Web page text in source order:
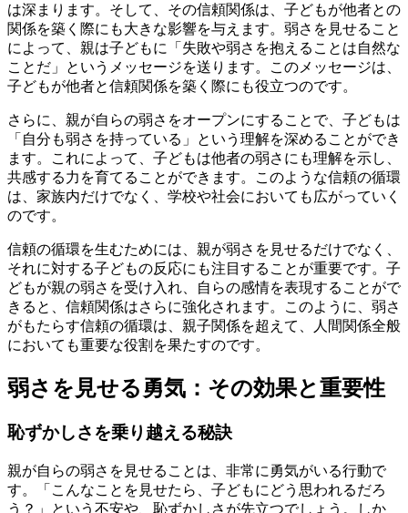
は深まります。そして、その信頼関係は、子どもが他者との
関係を築く際にも大きな影響を与えます。弱さを見せること
によって、親は子どもに「失敗や弱さを抱えることは自然な
ことだ」というメッセージを送ります。このメッセージは、
子どもが他者と信頼関係を築く際にも役立つのです。
さらに、親が自らの弱さをオープンにすることで、子どもは
「自分も弱さを持っている」という理解を深めることができ
ます。これによって、子どもは他者の弱さにも理解を示し、
共感する力を育てることができます。このような信頼の循環
は、家族内だけでなく、学校や社会においても広がっていく
のです。
信頼の循環を生むためには、親が弱さを見せるだけでなく、
それに対する子どもの反応にも注目することが重要です。子
どもが親の弱さを受け入れ、自らの感情を表現することがで
きると、信頼関係はさらに強化されます。このように、弱さ
がもたらす信頼の循環は、親子関係を超えて、人間関係全般
においても重要な役割を果たすのです。
弱さを見せる勇気：その効果と重要性
恥ずかしさを乗り越える秘訣
親が自らの弱さを見せることは、非常に勇気がいる行動で
す。「こんなことを見せたら、子どもにどう思われるだろ
う？」という不安や、恥ずかしさが先立つでしょう。しか